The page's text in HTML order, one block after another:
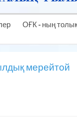
ОҒК - ның
мерейтой